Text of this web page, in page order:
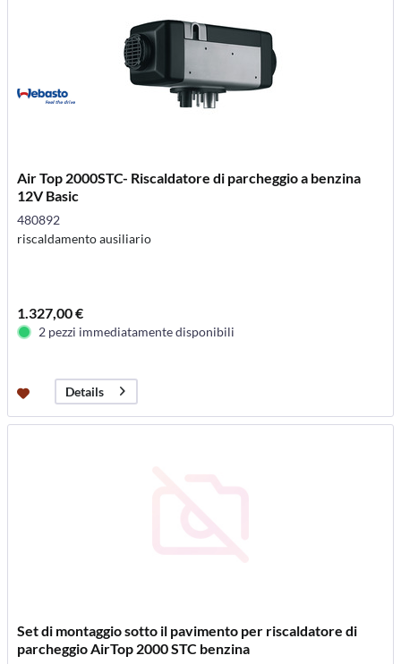
Air Top 2000STC- Riscaldatore di parcheggio a benzina
12V Basic
480892
riscaldamento ausiliario
1.327,00 €
2 pezzi immediatamente disponibili
Details
Set di montaggio sotto il pavimento per riscaldatore di
parcheggio AirTop 2000 STC benzina